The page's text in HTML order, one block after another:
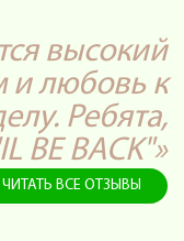
высокий
и любовь к
Ребята,
BE BAСK"»
ЧИТАТЬ ВСЕ ОТЗЫВЫ